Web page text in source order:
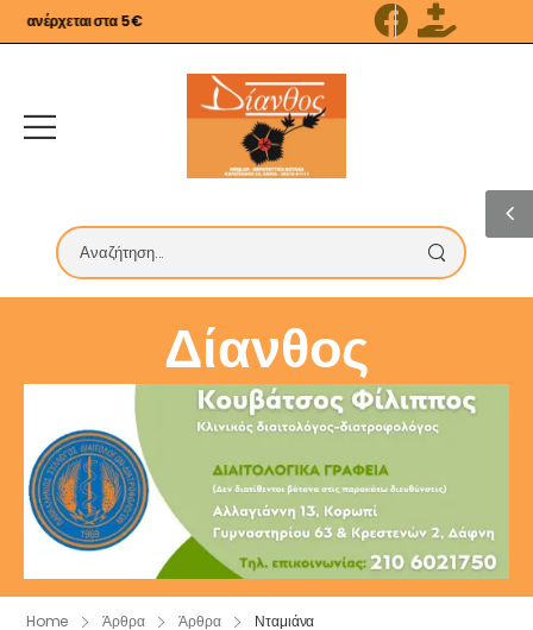
στα 5€
Δίανθος
Home Άρθρα Άρθρα Νταμιάνα